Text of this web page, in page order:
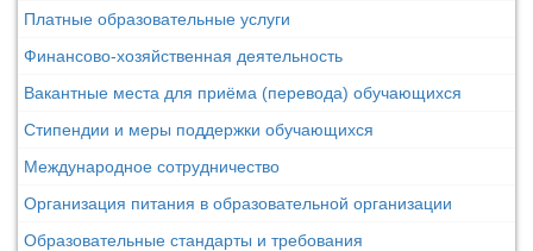
Платные образовательные услуги
Финансово-хозяйственная деятельность
Вакантные места для приёма (перевода) обучающихся
Стипендии и меры поддержки обучающихся
Международное сотрудничество
Организация питания в образовательной организации
Образовательные стандарты и требования